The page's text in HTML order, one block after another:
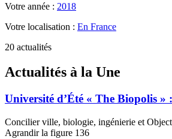
Votre année : 2018
Votre localisation : En France
20 actualités
Actualités à la Une
Université d’Été « The Biopolis »
Concilier ville, biologie, ingénierie et
Agrandir la figure 136